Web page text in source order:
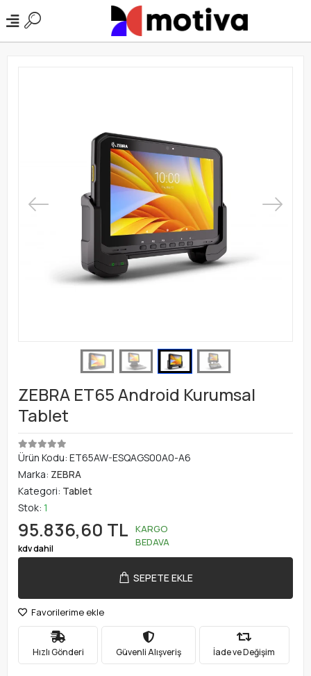
ZEBRA ET65 Android Kurumsal
Tablet
Ürün Kodu: ET65AW-ESQAGS00A0-A6
Marka: ZEBRA
Kategori: Tablet
Stok: 1
95.836,60 TL
kdv dahil
KARGO
BEDAVA
SEPETE EKLE
Favorilerime ekle
Hızlı Gönderi Güvenli Alışveriş İade ve Değişim